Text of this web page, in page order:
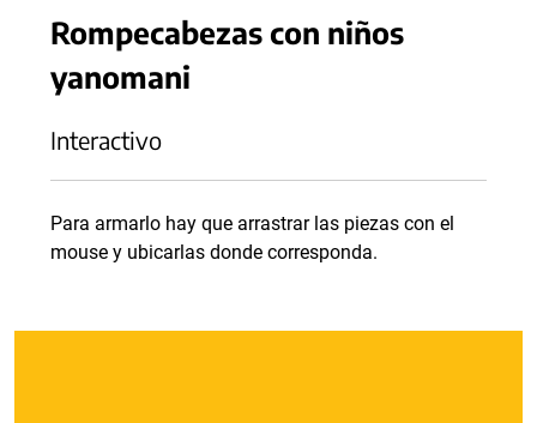
Rompecabezas con niños
yanomani
Interactivo
Para armarlo hay que arrastrar las piezas con el
mouse y ubicarlas donde corresponda.